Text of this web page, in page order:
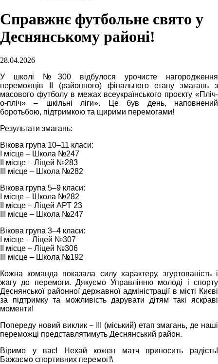
Справжнє футбольне свято у
Деснянському районі!
28.04.2026
У школі №300 відбулося урочисте нагородження
переможців ІІ (районного) фінального етапу змагань з
масового футболу в межах всеукраїнського проєкту «Пліч-
о-пліч» – шкільні ліги». Це був день, наповнений
боротьбою, підтримкою та щирими перемогами!
Результати змагань:
Вікова група 10–11 класи:
І місце – Школа №247
ІІ місце – Ліцей №283
ІІІ місце – Школа №282
Вікова група 5–9 класи:
І місце – Школа №282
ІІ місце – Ліцей АРТ 23
ІІІ місце – Школа №247
Вікова група 3–4 класи:
І місце – Ліцей №307
ІІ місце – Ліцей №306
ІІІ місце – Школа №192
Кожна команда показала силу характеру, згуртованість і
жагу до перемоги. Дякуємо Управлінню молоді і спорту
Деснянської районної державної адміністрації в місті Києві
за підтримку та можливість дарувати дітям такі яскраві
моменти!
Попереду новий виклик − ІІІ (міський) етап змагань, де наші
переможці представлятимуть Деснянський район.
Віримо у вас! Нехай кожен матч приносить радість!
Бажаємо спортивних перемог!\